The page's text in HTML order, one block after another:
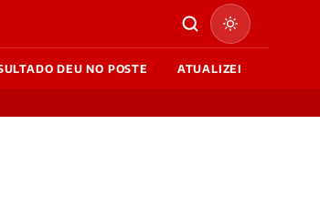
DEU NO POSTE ATUALIZEI